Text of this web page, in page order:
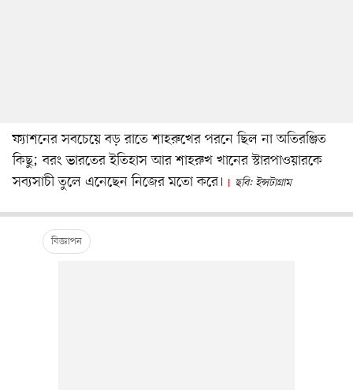
ফ্যাশনের সবচেয়ে বড় রাতে শাহরুখের পরনে ছিল না অতিরঞ্জিত
কিছু; বরং ভারতের ইতিহাস আর শাহরুখ খানের স্টারপাওয়ারকে
সব্যসাচী তুলে এনেছেন নিজের মতো করে।
ছবি: ইন্সটাগ্রাম